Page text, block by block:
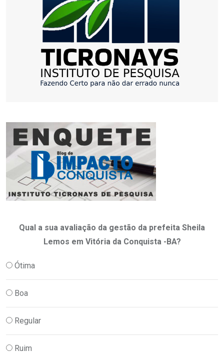
Qual a sua avaliação da gestão da prefeita Sheila
Lemos em Vitória da Conquista -BA?
Ótima
Boa
Regular
Ruim